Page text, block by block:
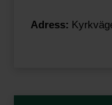
Adress: